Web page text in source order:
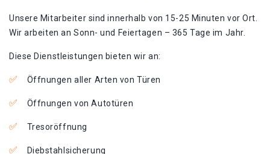
Unsere Mitarbeiter sind innerhalb von 15-25 Minuten vor Ort.
Wir arbeiten an Sonn- und Feiertagen – 365 Tage im Jahr.
Diese Dienstleistungen bieten wir an:
Öffnungen aller Arten von Türen
Öffnungen von Autotüren
Tresoröffnung
Diebstahlsicherung